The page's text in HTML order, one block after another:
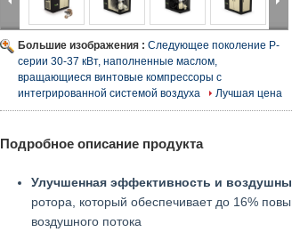
Большие изображения : Следующее поколение Р-
серии 30-37 кВт, наполненные маслом,
вращающиеся винтовые компрессоры с
интегрированной системой воздуха
Лучшая цена
Подробное описание продукта
Улучшенная эффективность и
ротора, который обеспечивает до 16%
воздушного потока